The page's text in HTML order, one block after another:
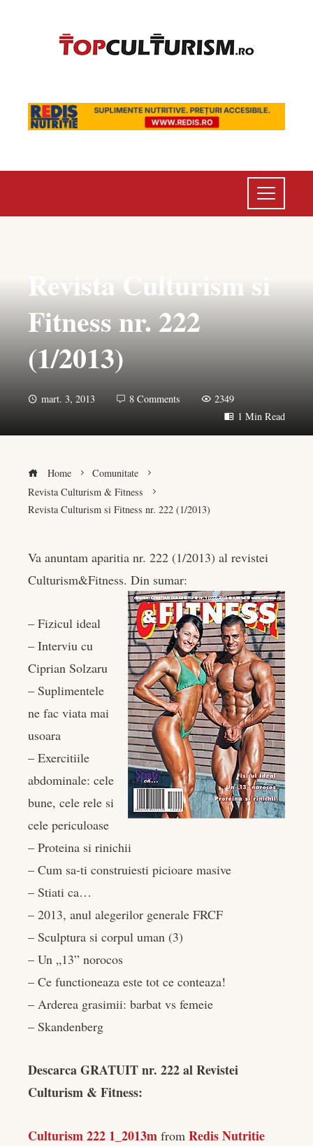
Revista Culturism si
Fitness nr. 222
(1/2013)
mart. 3, 2013 8 Comments
2349
1 Min Read
Home
Comunitate
Revista Culturism & Fitness
Revista Culturism si Fitness nr. 222 (1/2013)
Va anuntam aparitia nr. 222 (1/2013) al revistei
Culturism&Fitness. Din sumar:
– Fizicul ideal
– Interviu cu
Ciprian Solzaru
– Suplimentele
ne fac viata mai
usoara
– Exercitiile
abdominale: cele
bune, cele rele si
cele periculoase
– Proteina si rinichii
– Cum sa-ti construiesti picioare masive
– Stiati ca…
– 2013, anul alegerilor generale FRCF
– Sculptura si corpul uman (3)
– Un „13” norocos
– Ce functioneaza este tot ce conteaza!
– Arderea grasimii: barbat vs femeie
– Skandenberg
Descarca GRATUIT nr. 222 al Revistei
Culturism & Fitness:
Culturism 222 1_2013m from Redis Nutritie